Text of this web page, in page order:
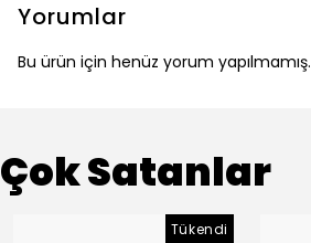
Yorumlar
Bu ürün için henüz yorum yapılmamış.
Çok Satanlar
Tükendi